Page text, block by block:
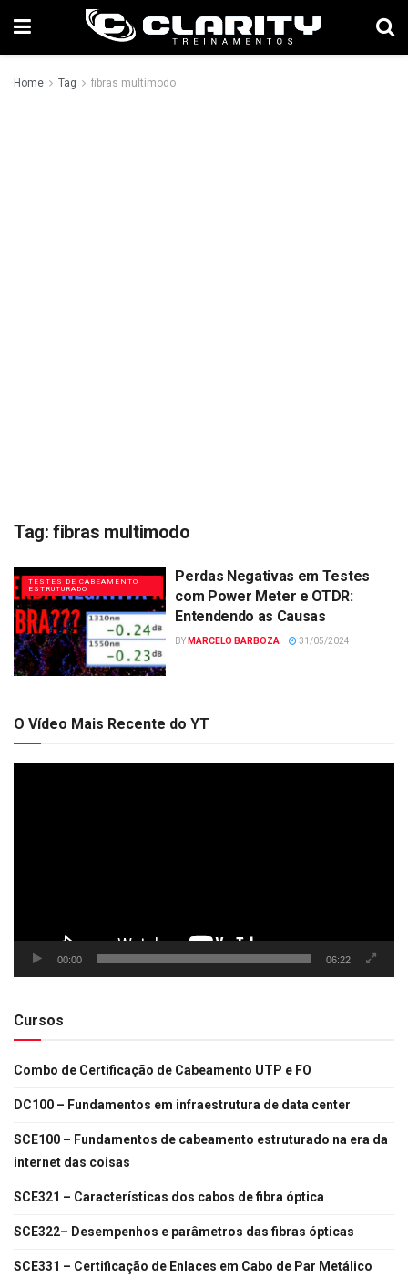
Home Tag fibras multimodo
Tag: fibras multimodo
TESTES DE CABEAMENTO
ESTRUTURADO
Perdas Negativas em Testes
com Power Meter e OTDR:
Entendendo as Causas
BY MARCELO BARBOZA 31/05/2024
O Vídeo Mais Recente do YT
00:00 06:22
Cursos
Combo de Certificação de Cabeamento UTP e FO
DC100 – Fundamentos em infraestrutura de data center
SCE100 – Fundamentos de cabeamento estruturado na era da
internet das coisas
SCE321 – Características dos cabos de fibra óptica
SCE322– Desempenhos e parâmetros das fibras ópticas
SCE331 – Certificação de Enlaces em Cabo de Par Metálico